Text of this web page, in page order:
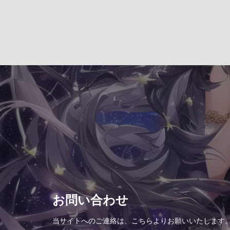
お問い合わせ
当サイトへのご連絡は、こちらよりお願いいたします